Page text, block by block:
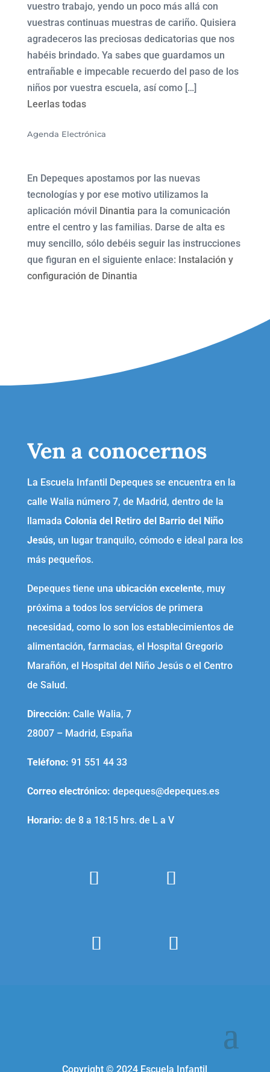
vuestro trabajo, yendo un poco más allá con
vuestras continuas muestras de cariño. Quisiera
agradeceros las preciosas dedicatorias que nos
habéis brindado. Ya sabes que guardamos un
entrañable e impecable recuerdo del paso de los
niños por vuestra escuela, así como […]
Leerlas todas
Agenda Electrónica
En Depeques apostamos por las nuevas
tecnologías y por ese motivo utilizamos la
aplicación móvil Dinantia para la comunicación
entre el centro y las familias. Darse de alta es
muy sencillo, sólo debéis seguir las instrucciones
que figuran en el siguiente enlace: Instalación y
configuración de Dinantia
Ven a conocernos
La Escuela Infantil Depeques se encuentra en la
calle Walia número 7, de Madrid, dentro de la
llamada Colonia del Retiro del Barrio del Niño
Jesús, un lugar tranquilo, cómodo e ideal para los
más pequeños.
Depeques tiene una ubicación excelente, muy
próxima a todos los servicios de primera
necesidad, como lo son los establecimientos de
alimentación, farmacias, el Hospital Gregorio
Marañón, el Hospital del Niño Jesús o el Centro
de Salud.
Dirección: Calle Walia, 7
28007 – Madrid, España
Teléfono: 91 551 44 33
Correo electrónico: depeques@depeques.es
Horario: de 8 a 18:15 hrs. de L a V
Copyright ©2024 Escuela Infantil